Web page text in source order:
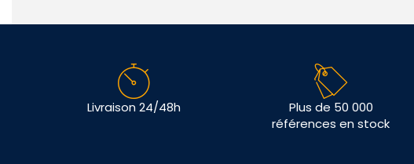
Livraison 24/48h
Plus de 50 000
références en stock